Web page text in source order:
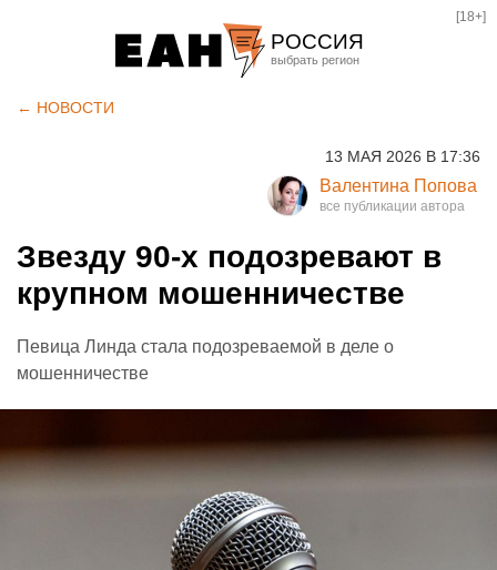
РОССИЯ
Курган
Оренбург
[18+]
← НОВОСТИ
13 МАЯ 2026 В 17:36
Валентина Попова
Звезду 90-х подозревают в
крупном мошенничестве
Певица Линда стала подозреваемой в деле о
мошенничестве